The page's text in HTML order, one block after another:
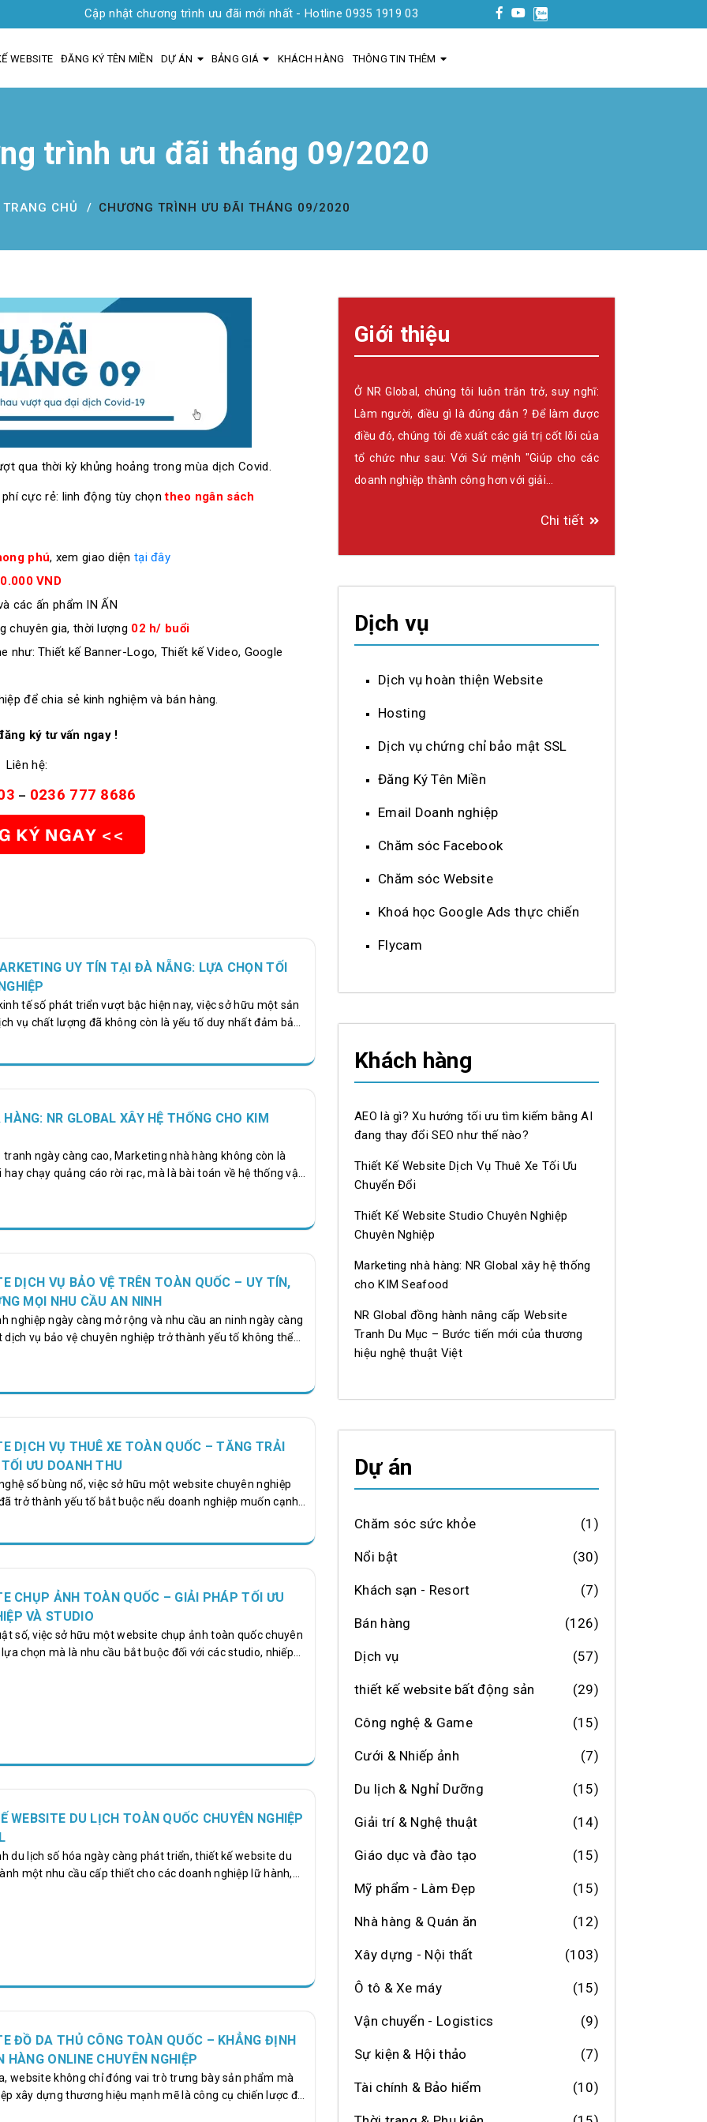
Cập nhật chương trình ưu đãi mới nhất - Hotline 0935 1919 03
WEBSITE ĐĂNG KÝ TÊN MIỀN DỰ ÁN BẢNG GIÁ KHÁCH HÀNG THÔNG TIN THÊM
trình ưu đãi tháng 09/2020
TRANG CHỦ CHƯƠNG TRÌNH ƯU ĐÃI THÁNG 09/2020
qua thời kỳ khủng hoảng trong mùa dịch Covid.
cực rẻ: linh động tùy chọn theo ngân sách
phú, xem giao diện tại đây
VND
các ấn phẩm IN ẤN
chuyên gia, thời lượng 02 h/ buổi
như: Thiết kế Banner-Logo, Thiết kế Video, Google
để chia sẻ kinh nghiệm và bán hàng.
ký tư vấn ngay !
Liên hệ:
– 0236 777 8686
UY TÍN TẠI ĐÀ NẴNG: LỰA CHỌN TỐI
tế số phát triển vượt bậc hiện nay, việc sở hữu một sản
vụ chất lượng đã không còn là yếu tố duy nhất đảm bảo
doanh nghiệp. Để tồn tại, cạnh tranh và phát triển bền
NR GLOBAL XÂY HỆ THỐNG CHO KIM
tranh ngày càng cao, Marketing nhà hàng không còn là
chạy quảng cáo rời rạc, mà là bài toán về hệ thống vận
study của NR Global với KIM Seafood đặt ra một vấn đề rõ
vào nguyên nhân cốt lõi và mở ra hướng tiếp cận mới
04/clipsave.net-
autoplay="true" muted="true"][/video]…
DỊCH VỤ BẢO VỆ TRÊN TOÀN QUỐC – UY TÍN,
MỌI NHU CẦU AN NINH
nghiệp ngày càng mở rộng và nhu cầu an ninh ngày càng
dịch vụ bảo vệ chuyên nghiệp trở thành yếu tố không thể
nhân viên và khách hàng. Đồng thời, với sự bùng nổ của
giúp doanh nghiệp nâng cao uy tín, tiếp cận khách
DỊCH VỤ THUÊ XE TOÀN QUỐC – TĂNG TRẢI
ƯU DOANH THU
số bùng nổ, việc sở hữu một website chuyên nghiệp
trở thành yếu tố bắt buộc nếu doanh nghiệp muốn cạnh
và tăng trưởng doanh thu bền vững. Khách hàng hiện
CHỤP ẢNH TOÀN QUỐC – GIẢI PHÁP TỐI ƯU
VÀ STUDIO
số, việc sở hữu một website chụp ảnh toàn quốc chuyên
chọn mà là nhu cầu bắt buộc đối với các studio, nhiếp
liên quan đến lĩnh vực hình ảnh. Một website chuyên
WEBSITE DU LỊCH TOÀN QUỐC CHUYÊN NGHIỆP
du lịch số hóa ngày càng phát triển, thiết kế website du
một nhu cầu cấp thiết cho các doanh nghiệp lữ hành,
ty du lịch. Một website chuyên nghiệp không chỉ là
ĐỒ DA THỦ CÔNG TOÀN QUỐC – KHẲNG ĐỊNH
HÀNG ONLINE CHUYÊN NGHIỆP
website không chỉ đóng vai trò trưng bày sản phẩm mà
xây dựng thương hiệu mạnh mẽ là công cụ chiến lược để
thủ công khẳng định chất riêng, nâng tầm thương hiệu
Giới thiệu
Ở NR Global, chúng tôi luôn trăn trở, suy nghĩ:
Làm người, điều gì là đúng đắn ? Để làm được
điều đó, chúng tôi đề xuất các giá trị cốt lõi của
tổ chức như sau: Với Sứ mệnh "Giúp cho các
doanh nghiệp thành công hơn với giải…
Chi tiết
Dịch vụ
Dịch vụ hoàn thiện Website
Hosting
Dịch vụ chứng chỉ bảo mật SSL
Đăng Ký Tên Miền
Email Doanh nghiệp
Chăm sóc Facebook
Chăm sóc Website
Khoá học Google Ads thực chiến
Flycam
Khách hàng
AEO là gì? Xu hướng tối ưu tìm kiếm bằng AI
đang thay đổi SEO như thế nào?
Thiết Kế Website Dịch Vụ Thuê Xe Tối Ưu
Chuyển Đổi
Thiết Kế Website Studio Chuyên Nghiệp
Chuyên Nghiệp
Marketing nhà hàng: NR Global xây hệ thống
cho KIM Seafood
NR Global đồng hành nâng cấp Website
Tranh Du Mục – Bước tiến mới của thương
hiệu nghệ thuật Việt
Dự án
Chăm sóc sức khỏe (1)
Nổi bật (30)
Khách sạn - Resort (7)
Bán hàng (126)
Dịch vụ (57)
thiết kế website bất động sản (29)
Công nghệ & Game (15)
Cưới & Nhiếp ảnh (7)
Du lịch & Nghỉ Dưỡng (15)
Giải trí & Nghệ thuật (14)
Giáo dục và đào tạo (15)
Mỹ phẩm - Làm Đẹp (15)
Nhà hàng & Quán ăn (12)
Xây dựng - Nội thất (103)
Ô tô & Xe máy (15)
Vận chuyển - Logistics (9)
Sự kiện & Hội thảo (7)
Tài chính & Bảo hiểm (10)